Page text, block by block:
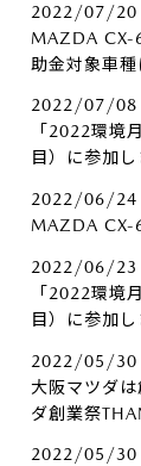
2022/07/20
MAZDA CX-
助金対象車種
2022/07/08
「2022環境
目）に参加し
2022/06/24
MAZDA CX-
2022/06/23
「2022環境
目）に参加し
2022/05/30
大阪マツダ
ダ創業祭
2022/05/30